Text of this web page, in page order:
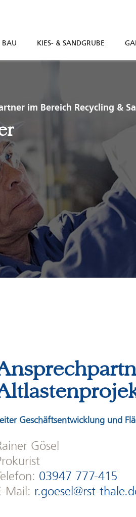
BAU KIES- & SANDGRUBE
im Bereich Recycling &
Geschäftsentwicklung und
Gösel
03947 777-415
Mail: r.goesel@rst-